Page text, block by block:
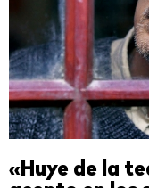
«Huye de la